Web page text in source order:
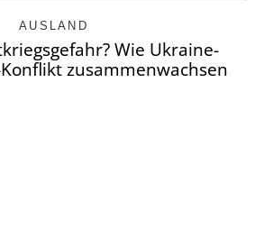
AUSLAND
Wie Ukraine-
zusammenwachsen